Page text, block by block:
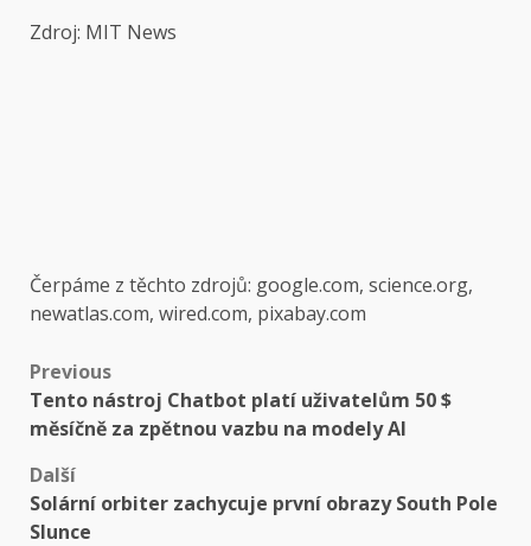
Zdroj: MIT News
Čerpáme z těchto zdrojů: google.com, science.org,
newatlas.com, wired.com, pixabay.com
Post
navigation
Previous
Tento nástroj Chatbot platí uživatelům 50 $
měsíčně za zpětnou vazbu na modely AI
Další
Solární orbiter zachycuje první obrazy South Pole
Slunce